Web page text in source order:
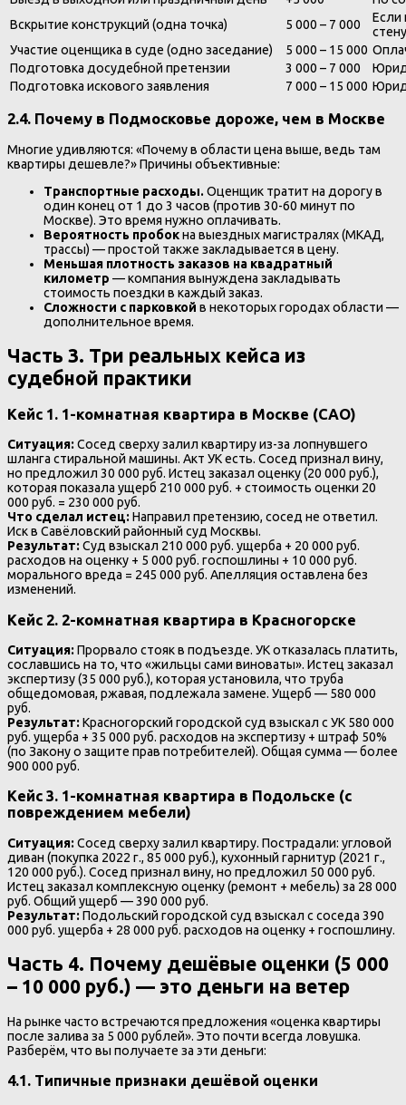
Вскрытие конструкций (одна точка)
5 000 – 7 000
Если
стену
Участие оценщика в суде (одно заседание)
5 000 – 15 000
Подготовка досудебной претензии
3 000 – 7 000
Подготовка искового заявления
7 000 – 15 000
2.4. Почему в Подмосковье дороже, чем в Москве
Многие удивляются: «Почему в области цена выше, ведь там
квартиры дешевле?» Причины объективные:
Транспортные расходы.Оценщик тратит на дорогу в
один конец от 1 до 3 часов (против 30-60 минут по
Москве). Это время нужно оплачивать.
Вероятность пробокна выездных магистралях (МКАД,
трассы) — простой также закладывается в цену.
Меньшая плотность заказов на квадратный
километр — компания вынуждена закладывать
стоимость поездки в каждый заказ.
Сложности с парковкой в некоторых городах области —
дополнительное время.
Часть 3. Три реальных кейса из
судебной практики
Кейс 1. 1-комнатная квартира в Москве (САО)
Ситуация:Сосед сверху залил квартиру из-за лопнувшего
шланга стиральной машины. Акт УК есть. Сосед признал вину,
но предложил 30 000 руб. Истец заказал оценку (20 000 руб.),
которая показала ущерб 210 000 руб. + стоимость оценки 20
000 руб. = 230 000 руб.
Что сделал истец:Направил претензию, сосед не ответил.
Иск в Савёловский районный суд Москвы.
Результат:Суд взыскал 210 000 руб. ущерба + 20 000 руб.
расходов на оценку + 5 000 руб. госпошлины + 10 000 руб.
морального вреда = 245 000 руб. Апелляция оставлена без
изменений.
Кейс 2. 2-комнатная квартира в Красногорске
Ситуация:Прорвало стояк в подъезде. УК отказалась платить,
сославшись на то, что «жильцы сами виноваты». Истец заказал
экспертизу (35 000 руб.), которая установила, что труба
общедомовая, ржавая, подлежала замене. Ущерб — 580 000
руб.
Результат:Красногорский городской суд взыскал с УК 580 000
руб. ущерба + 35 000 руб. расходов на экспертизу + штраф 50%
(по Закону о защите прав потребителей). Общая сумма — более
900 000 руб.
Кейс 3. 1-комнатная квартира в Подольске (с
повреждением мебели)
Ситуация:Сосед сверху залил квартиру. Пострадали: угловой
диван (покупка 2022 г., 85 000 руб.), кухонный гарнитур (2021 г.,
120 000 руб.). Сосед признал вину, но предложил 50 000 руб.
Истец заказал комплексную оценку (ремонт + мебель) за 28 000
руб. Общий ущерб — 390 000 руб.
Результат:Подольский городской суд взыскал с соседа 390
000 руб. ущерба + 28 000 руб. расходов на оценку + госпошлину.
Часть 4. Почему дешёвые оценки (5 000
– 10 000 руб.) — это деньги на ветер
На рынке часто встречаются предложения «оценка квартиры
после залива за 5 000 рублей». Это почти всегда ловушка.
Разберём, что вы получаете за эти деньги:
4.1. Типичные признаки дешёвой оценки